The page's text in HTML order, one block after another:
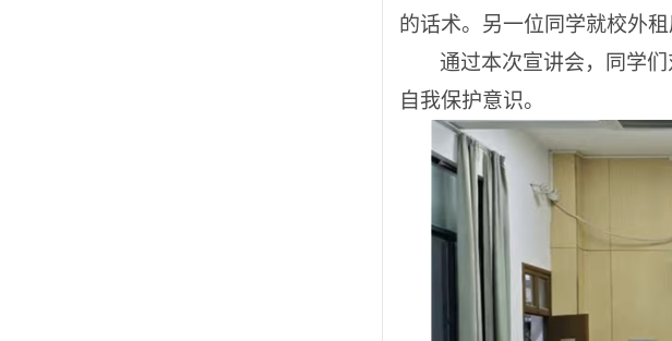
的话术。另一位同学就校外
通过本次宣讲会，同学
自我保护意识。